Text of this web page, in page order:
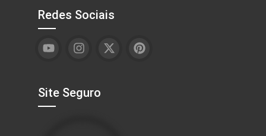
Redes Sociais
Site Seguro